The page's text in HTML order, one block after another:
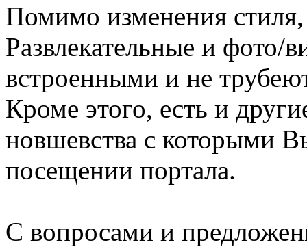
Помимо изменения
Развлекательные и фото/
встроенными и не
Кроме этого, есть и
новшевства с которыми
посещении портала.
С вопросами и